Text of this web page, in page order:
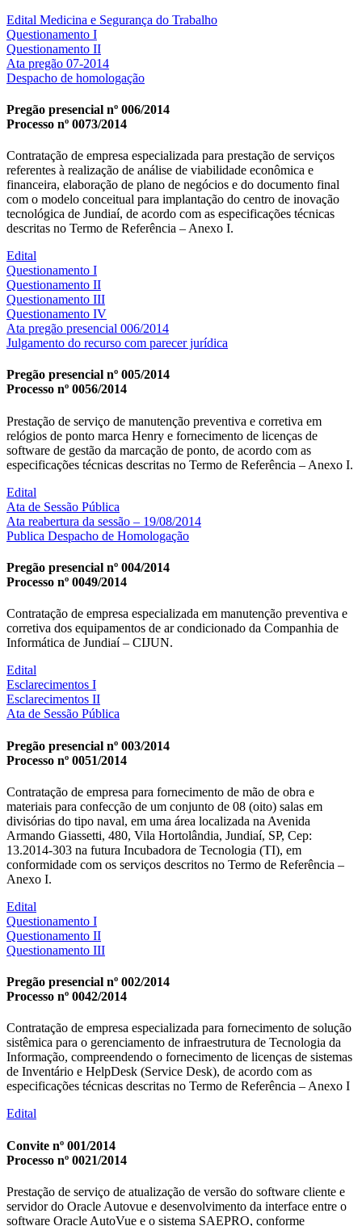
Edital Medicina e Segurança do Trabalho
Questionamento I
Questionamento II
Ata pregão 07-2014
Despacho de homologação
Pregão presencial nº 006/2014
Processo nº 0073/2014
Contratação de empresa especializada para prestação de serviços
referentes à realização de análise de viabilidade econômica e
financeira, elaboração de plano de negócios e do documento final
com o modelo conceitual para implantação do centro de inovação
tecnológica de Jundiaí, de acordo com as especificações técnicas
descritas no Termo de Referência – Anexo I.
Edital
Questionamento I
Questionamento II
Questionamento III
Questionamento IV
Ata pregão presencial 006/2014
Julgamento do recurso com parecer jurídica
Pregão presencial nº 005/2014
Processo nº 0056/2014
Prestação de serviço de manutenção preventiva e corretiva em
relógios de ponto marca Henry e fornecimento de licenças de
software de gestão da marcação de ponto, de acordo com as
especificações técnicas descritas no Termo de Referência – Anexo I.
Edital
Ata de Sessão Pública
Ata reabertura da sessão – 19/08/2014
Publica Despacho de Homologação
Pregão presencial nº 004/2014
Processo nº 0049/2014
Contratação de empresa especializada em manutenção preventiva e
corretiva dos equipamentos de ar condicionado da Companhia de
Informática de Jundiaí – CIJUN.
Edital
Esclarecimentos I
Esclarecimentos II
Ata de Sessão Pública
Pregão presencial nº 003/2014
Processo nº 0051/2014
Contratação de empresa para fornecimento de mão de obra e
materiais para confecção de um conjunto de 08 (oito) salas em
divisórias do tipo naval, em uma área localizada na Avenida
Armando Giassetti, 480, Vila Hortolândia, Jundiaí, SP, Cep:
13.2014-303 na futura Incubadora de Tecnologia (TI), em
conformidade com os serviços descritos no Termo de Referência –
Anexo I.
Edital
Questionamento I
Questionamento II
Questionamento III
Pregão presencial nº 002/2014
Processo nº 0042/2014
Contratação de empresa especializada para fornecimento de solução
sistêmica para o gerenciamento de infraestrutura de Tecnologia da
Informação, compreendendo o fornecimento de licenças de sistemas
de Inventário e HelpDesk (Service Desk), de acordo com as
especificações técnicas descritas no Termo de Referência – Anexo I
Edital
Convite nº 001/2014
Processo nº 0021/2014
Prestação de serviço de atualização de versão do software cliente e
servidor do Oracle Autovue e desenvolvimento da interface entre o
software Oracle AutoVue e o sistema SAEPRO, conforme